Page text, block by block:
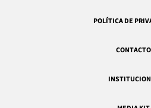
POLÍTICA DE
CONTACTO